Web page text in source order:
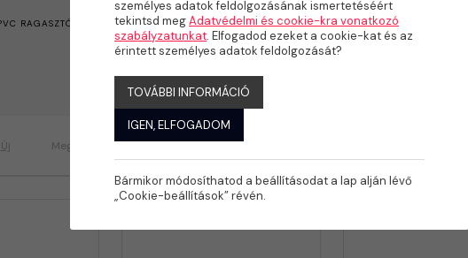
RAGASZTÓK
Új Megjelenítve: 1-24 Összesen: 3 Termék
személyes adatok feldolgozásának ismertetéséért
tekintsd megAdatvédelmi és cookie-kra vonatkozó
szabályzatunkat. Elfogadod ezeket a cookie-kat és az
érintett személyes adatok feldolgozását?
TOVÁBBI INFORMÁCIÓ
IGEN, ELFOGADOM
Bármikor módosíthatod a beállításodat a lap alján lévő
„Cookie-beállítások” révén.